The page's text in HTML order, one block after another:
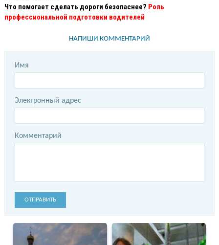
Что помогает сделать дороги безопаснее? Роль
профессиональной подготовки водителей
НАПИШИ КОММЕНТАРИЙ
Имя
Электронный адрес
Комментарий
ОТПРАВИТЬ